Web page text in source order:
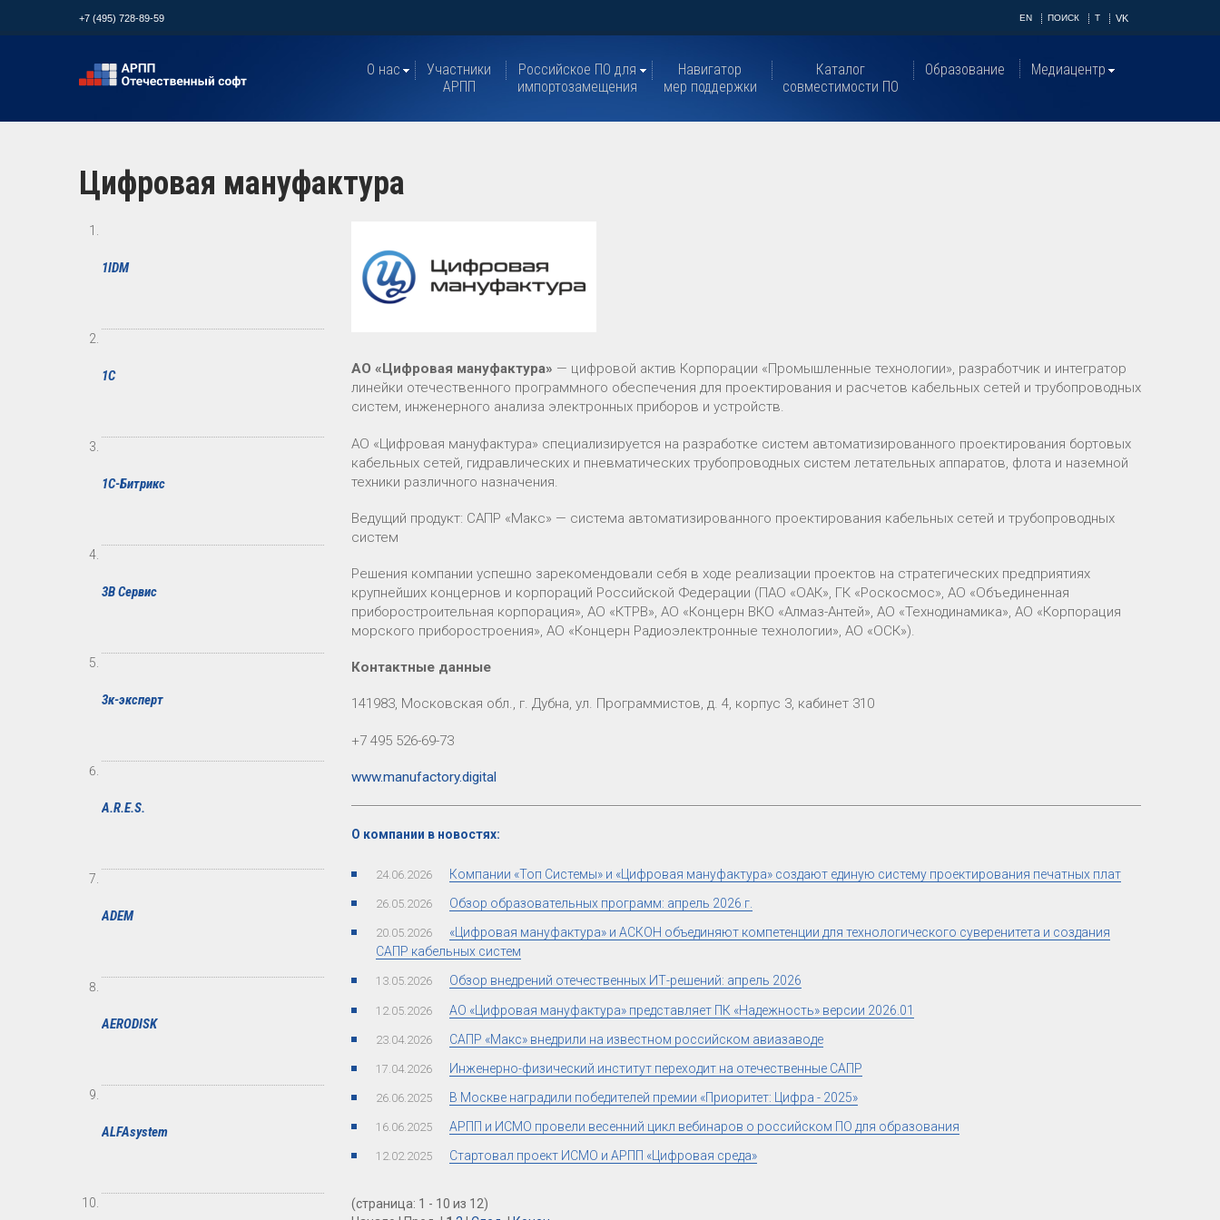
+7 (495) 728-89-59 EN ПОИСК T VK
О нас
Участники
АРПП
Российское ПО для
импортозамещения
Навигатор
мер поддержки
Каталог
совместимости ПО
Образование Медиацентр
Цифровая мануфактура
1IDM
1С
1С-Битрикс
3В Сервис
3к-эксперт
A.R.E.S.
ADEM
AERODISK
ALFAsystem
АО «Цифровая мануфактура» — цифровой актив Корпорации «Промышленные технологии», разработчик и интегратор
линейки отечественного программного обеспечения для проектирования и расчетов кабельных сетей и трубопроводных
систем, инженерного анализа электронных приборов и устройств.
АО «Цифровая мануфактура» специализируется на разработке систем автоматизированного проектирования бортовых
кабельных сетей, гидравлических и пневматических трубопроводных систем летательных аппаратов, флота и наземной
техники различного назначения.
Ведущий продукт: САПР «Макс» — система автоматизированного проектирования кабельных сетей и трубопроводных
систем
Решения компании успешно зарекомендовали себя в ходе реализации проектов на стратегических предприятиях
крупнейших концернов и корпораций Российской Федерации (ПАО «ОАК», ГК «Роскосмос», АО «Объединенная
приборостроительная корпорация», АО «КТРВ», АО «Концерн ВКО «Алмаз-Антей», АО «Технодинамика», АО «Корпорация
морского приборостроения», АО «Концерн Радиоэлектронные технологии», АО «ОСК»).
Контактные данные
141983, Московская обл., г. Дубна, ул. Программистов, д. 4, корпус 3, кабинет 310
+7 495 526-69-73
www.manufactory.digital
О компании в новостях:
24.06.2026 Компании «Топ Системы» и «Цифровая мануфактура» создают единую систему проектирования печатных плат
26.05.2026 Обзор образовательных программ: апрель 2026 г.
20.05.2026
«Цифровая мануфактура» и АСКОН объединяют компетенции для технологического суверенитета и создания
САПР кабельных систем
13.05.2026 Обзор внедрений отечественных ИТ-решений: апрель 2026
12.05.2026 АО «Цифровая мануфактура» представляет ПК «Надежность» версии 2026.01
23.04.2026 САПР «Макс» внедрили на известном российском авиазаводе
17.04.2026 Инженерно-физический институт переходит на отечественные САПР
26.06.2025 В Москве наградили победителей премии «Приоритет: Цифра - 2025»
16.06.2025 АРПП и ИСМО провели весенний цикл вебинаров о российском ПО для образования
12.02.2025 Стартовал проект ИСМО и АРПП «Цифровая среда»
(страница: 1 - 10 из 12)